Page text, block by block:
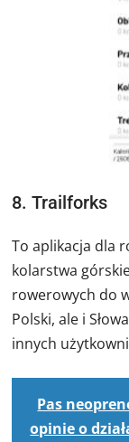
8. Trailforks
To aplikacja dla
kolarstwa
rowerowych do
Polski, ale i
innych
Pas
opinie o